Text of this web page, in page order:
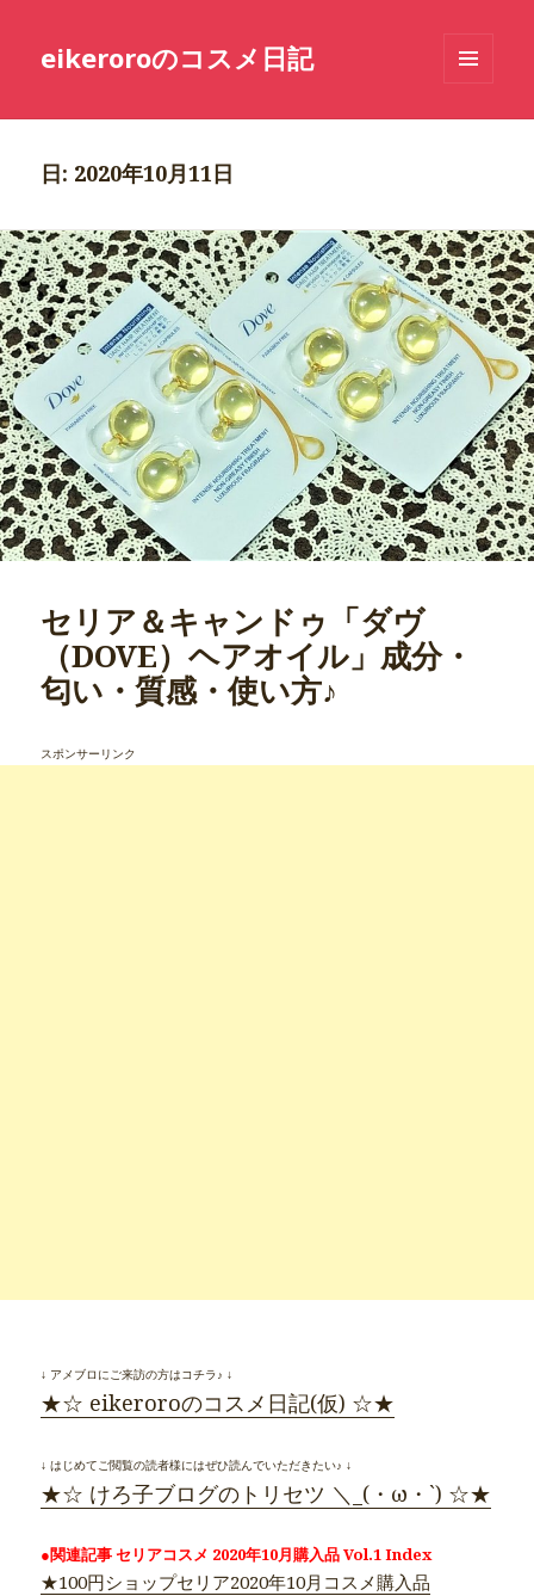
eikeroroのコスメ日記
ーとウ
日: 2020年10月11日
セリア＆キャンドゥ「ダヴ
（DOVE）ヘアオイル」成分・
匂い・質感・使い方♪
スポンサーリンク
↓ アメブロにご来訪の方はコチラ♪ ↓
★☆ eikeroroのコスメ日記(仮) ☆★
↓ はじめてご閲覧の読者様にはぜひ読んでいただきたい♪ ↓
★☆ けろ子ブログのトリセツ ＼_(・ω・`) ☆★
●関連記事 セリアコスメ 2020年10月購入品 Vol.1 Index
★100円ショップセリア2020年10月コスメ購入品